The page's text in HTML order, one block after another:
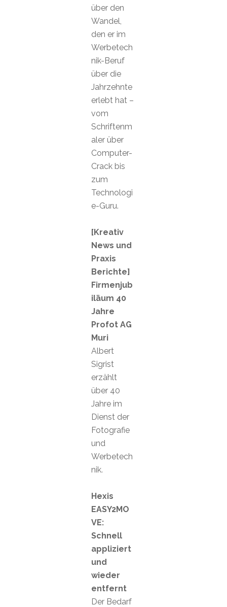
über den
Wandel,
den er im
Werbetech
nik-Beruf
über die
Jahrzehnte
erlebt hat –
vom
Schriftenm
aler über
Computer-
Crack bis
zum
Technologi
e-Guru.
[Kreativ
News und
Praxis
Berichte]
Firmenjub
iläum 40
Jahre
Profot AG
Muri
Albert
Sigrist
erzählt
über 40
Jahre im
Dienst der
Fotografie
und
Werbetech
nik.
Hexis
EASY2MO
VE:
Schnell
appliziert
und
wieder
entfernt
Der Bedarf